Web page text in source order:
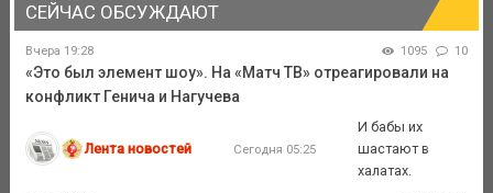
СЕЙЧАС ОБСУЖДАЮТ
Вчера 19:28 1095 10
«Это был элемент шоу». На «Матч ТВ» отреагировали на
конфликт Генича и Нагучева
Лента новостей Сегодня 05:25
И бабы их
шастают в
халатах.